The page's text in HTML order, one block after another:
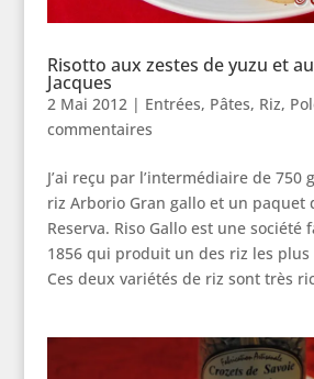
Risotto aux zestes de yuzu et
Jacques
2 Mai 2012| Entrées, Pâtes, Riz,
commentaires
J’ai reçu par l’intermédiaire de 750
riz Arborio Gran gallo et un paquet
Reserva. Riso Gallo est une société
1856 qui produit un des riz les
Ces deux variétés de riz sont très